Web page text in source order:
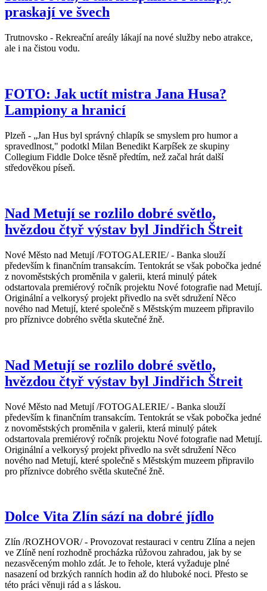
praskají ve švech
Trutnovsko - Rekreační areály lákají na nové služby nebo atrakce,
ale i na čistou vodu.
FOTO: Jak uctít mistra Jana Husa?
Lampiony a hranicí
Plzeň - „Jan Hus byl správný chlapík se smyslem pro humor a
spravedlnost," podotkl Milan Benedikt Karpíšek ze skupiny
Collegium Fiddle Dolce těsně předtím, než začal hrát další
středověkou píseň.
Nad Metují se rozlilo dobré světlo,
hvězdou čtyř výstav byl Jindřich Štreit
Nové Město nad Metují /FOTOGALERIE/ - Banka slouží
především k finančním transakcím. Tentokrát se však pobočka jedné
z novoměstských proměnila v galerii, která minulý pátek
odstartovala premiérový ročník projektu Nové fotografie nad Metují.
Originální a velkorysý projekt přivedlo na svět sdružení Něco
nového nad Metují, které společně s Městským muzeem připravilo
pro příznivce dobrého světla skutečné žně.
Nad Metují se rozlilo dobré světlo,
hvězdou čtyř výstav byl Jindřich Štreit
Nové Město nad Metují /FOTOGALERIE/ - Banka slouží
především k finančním transakcím. Tentokrát se však pobočka jedné
z novoměstských proměnila v galerii, která minulý pátek
odstartovala premiérový ročník projektu Nové fotografie nad Metují.
Originální a velkorysý projekt přivedlo na svět sdružení Něco
nového nad Metují, které společně s Městským muzeem připravilo
pro příznivce dobrého světla skutečné žně.
Dolce Vita Zlín sází na dobré jídlo
Zlín /ROZHOVOR/ - Provozovat restauraci v centru Zlína a nejen
ve Zlíně není rozhodně procházka růžovou zahradou, jak by se
nezasvěceným mohlo zdát. Je to řehole, která vyžaduje plné
nasazení od brzkých ranních hodin až do hluboké noci. Přesto se
této práci věnuji rád a s láskou.